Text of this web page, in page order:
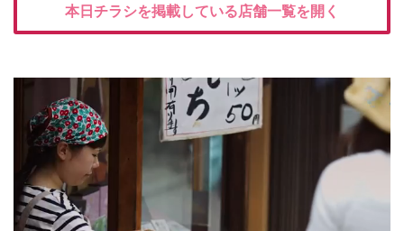
本日チラシを掲載している店舗一覧を開く